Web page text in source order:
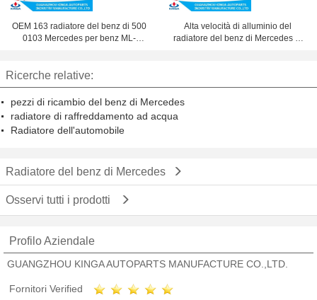
OEM 163 radiatore del benz di 500
0103 Mercedes per benz ML-
Alta velocità di alluminio del
radiatore del benz di Mercedes di
Ricerche relative:
pezzi di ricambio del benz di Mercedes
radiatore di raffreddamento ad acqua
Radiatore dell'automobile
Radiatore del benz di Mercedes
Osservi tutti i prodotti
Profilo Aziendale
GUANGZHOU KINGA AUTOPARTS MANUFACTURE CO.,LTD.
Fornitori Verified